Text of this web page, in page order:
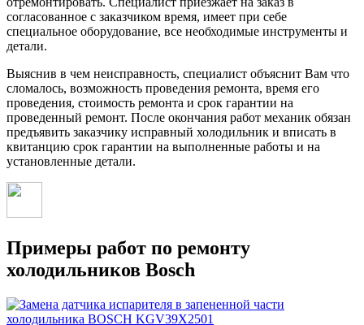
согласованное с заказчиком время, имеет при себе
специальное оборудование, все необходимые инструменты и
детали.
Выяснив в чем неисправность, специалист объяснит Вам что
сломалось, возможность проведения ремонта, время его
проведения, стоимость ремонта и срок гарантии на
проведенный ремонт. После окончания работ механик обязан
предъявить заказчику исправный холодильник и вписать в
квитанцию срок гарантии на выполненные работы и на
установленные детали.
Примеры работ по ремонту
холодильников Bosch